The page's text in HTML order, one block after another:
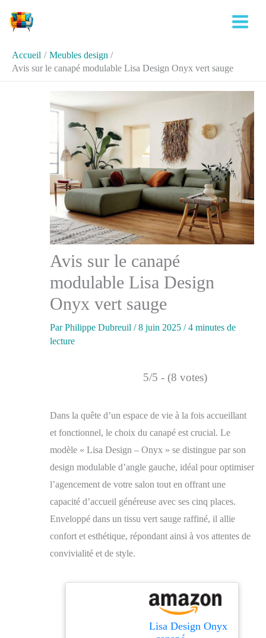
Accueil
Meubles design
Avis sur le canapé modulable Lisa Design Onyx vert sauge
Avis sur le canapé
modulable Lisa Design
Onyx vert sauge
ParPhilippe Dubreuil /8 juin 2025 /4 minutes de
lecture
5/5 - (8 votes)
Dans la quête d’un espace de vie à la fois accueillant
et fonctionnel, le choix du canapé est crucial. Le
modèle « Lisa Design – Onyx » se distingue par son
design modulable d’angle gauche, idéal pour optimiser
l’agencement de votre salon tout en offrant une
capacité d’accueil généreuse avec ses cinq places.
Enveloppé dans un tissu vert sauge raffiné, il allie
confort et esthétique, répondant ainsi à vos attentes de
convivialité et de style.
Lisa Design Onyx